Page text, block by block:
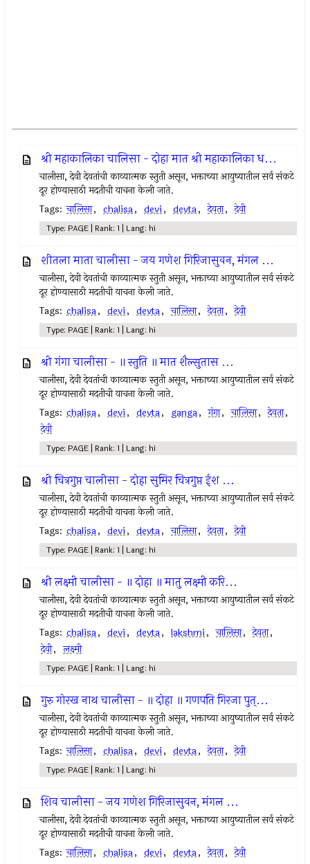
श्री महाकालिका चालिसा - दोहा मात श्री महाकालिका ध...
चालीसा, देवी देवतांची काव्यात्मक स्तुती असून, भक्ताच्या आयुष्यातील सर्व संकटे
दूर होण्यासाठी मदतीची याचना केली जाते.
Tags: चालिसा, chalisa, devi, devta, देवता, देवी
Type: PAGE | Rank: 1 | Lang: hi
शीतला माता चालीसा - जय गणेश गिरिजासुवन, मंगल ...
चालीसा, देवी देवतांची काव्यात्मक स्तुती असून, भक्ताच्या आयुष्यातील सर्व संकटे
दूर होण्यासाठी मदतीची याचना केली जाते.
Tags: chalisa, devi, devta, चालिसा, देवता, देवी
Type: PAGE | Rank: 1 | Lang: hi
श्री गंगा चालीसा - ॥ स्तुति ॥ मात शैल्सुतास ...
चालीसा, देवी देवतांची काव्यात्मक स्तुती असून, भक्ताच्या आयुष्यातील सर्व संकटे
दूर होण्यासाठी मदतीची याचना केली जाते.
Tags: chalisa, devi, devta, ganga, गंगा, चालिसा, देवता,
देवी
Type: PAGE | Rank: 1 | Lang: hi
श्री चित्रगुप्त चालीसा - दोहा सुमिर चित्रगुप्त ईश ...
चालीसा, देवी देवतांची काव्यात्मक स्तुती असून, भक्ताच्या आयुष्यातील सर्व संकटे
दूर होण्यासाठी मदतीची याचना केली जाते.
Tags: chalisa, devi, devta, चालिसा, देवता, देवी
Type: PAGE | Rank: 1 | Lang: hi
श्री लक्ष्मी चालीसा - ॥ दोहा ॥ मातु लक्ष्मी करि...
चालीसा, देवी देवतांची काव्यात्मक स्तुती असून, भक्ताच्या आयुष्यातील सर्व संकटे
दूर होण्यासाठी मदतीची याचना केली जाते.
Tags: chalisa, devi, devta, lakshmi, चालिसा, देवता,
देवी, लक्ष्मी
Type: PAGE | Rank: 1 | Lang: hi
गुरु गोरख नाथ चालीसा - ॥ दोहा ॥ गणपति गिरजा पुत्...
चालीसा, देवी देवतांची काव्यात्मक स्तुती असून, भक्ताच्या आयुष्यातील सर्व संकटे
दूर होण्यासाठी मदतीची याचना केली जाते.
Tags: चालिसा, chalisa, devi, devta, देवता, देवी
Type: PAGE | Rank: 1 | Lang: hi
शिव चालीसा - जय गणेश गिरिजासुवन, मंगल ...
चालीसा, देवी देवतांची काव्यात्मक स्तुती असून, भक्ताच्या आयुष्यातील सर्व संकटे
दूर होण्यासाठी मदतीची याचना केली जाते.
Tags: चालिसा, chalisa, devi, devta, देवता, देवी